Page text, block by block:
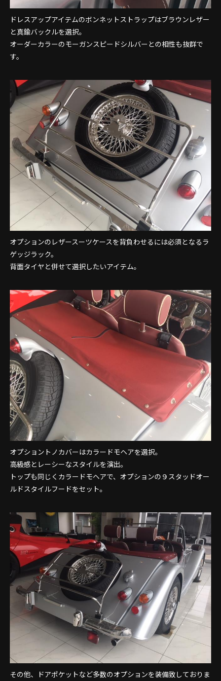
ドレスアップアイテムのボンネットストラップはブラウンレザー
と真鍮バックルを選択。
オーダーカラーのモーガンスピードシルバーとの相性も抜群で
す。
オプションのレザースーツケースを背負わせるには必須となるラ
ゲッジラック。
背面タイヤと併せて選択したいアイテム。
オプショントノカバーはカラードモヘアを選択。
高級感とレーシーなスタイルを演出。
トップも同じくカラードモヘアで、オプションの９スタッドオー
ルドスタイルフードをセット。
その他、ドアポケットなど多数のオプションを装備致しておりま